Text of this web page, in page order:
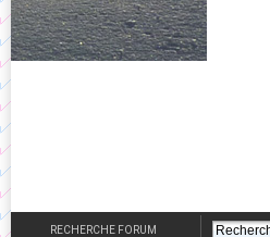
RECHERCHE FORUM